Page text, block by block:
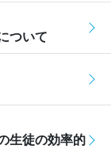
ついて
生徒の効率的